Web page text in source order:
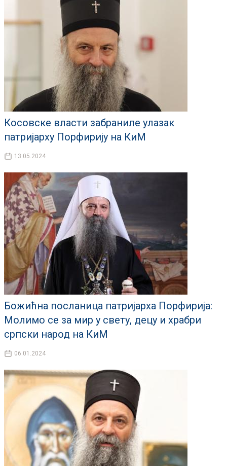
Косовске власти забраниле улазак
патријарху Порфирију на КиМ
13.05.2024
Божићна посланица патријарха Порфирија:
Молимо се за мир у свету, децу и храбри
српски народ на КиМ
06.01.2024